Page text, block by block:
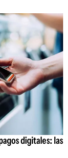
digitales: las